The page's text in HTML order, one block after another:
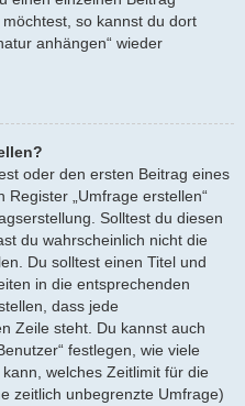
so kannst du dort
anhängen“ wieder
oder den ersten Beitrag eines
„Umfrage erstellen“
Solltest du diesen
du wahrscheinlich nicht die
Du solltest einen Titel und
in die entsprechenden
dass jede
Zeile steht. Du kannst auch
festlegen, wie viele
welches Zeitlimit für die
zeitlich unbegrenzte Umfrage)